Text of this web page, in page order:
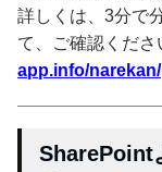
詳しくは、3分で
て、ご確認くださ
app.info/narekan/
SharePoint